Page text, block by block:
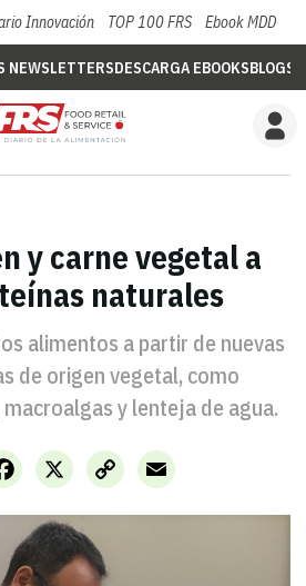
Innovación TOP 100 FRS Ebook MDD
NEWSLETTERSDESCARGA EBOOKSBLOGS
y carne vegetal a
naturales
alimentos a partir de nuevas
de origen vegetal, como
y lenteja de agua.
X
Facebook
Copy
Link
Email